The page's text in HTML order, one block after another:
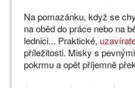
Na pomazánku, když se
na oběd do práce nebo na
lednici... Praktické,
příležitosti. Misky s
pokrmu a opět příjemně